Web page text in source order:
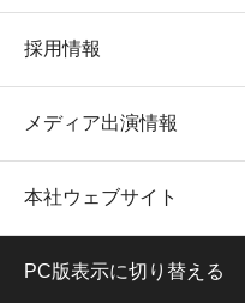
採用情報
メディア出演情報
本社ウェブサイト
PC版表示に切り替える